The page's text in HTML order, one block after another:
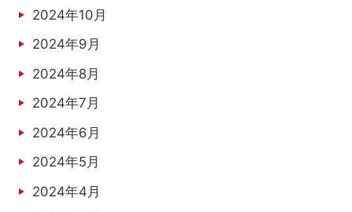
2024年10月
2024年9月
2024年8月
2024年7月
2024年6月
2024年5月
2024年4月